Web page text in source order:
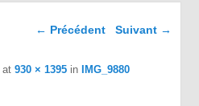
Navigation dans les
← Précédent Suivant →
at930 × 1395 in IMG_9880